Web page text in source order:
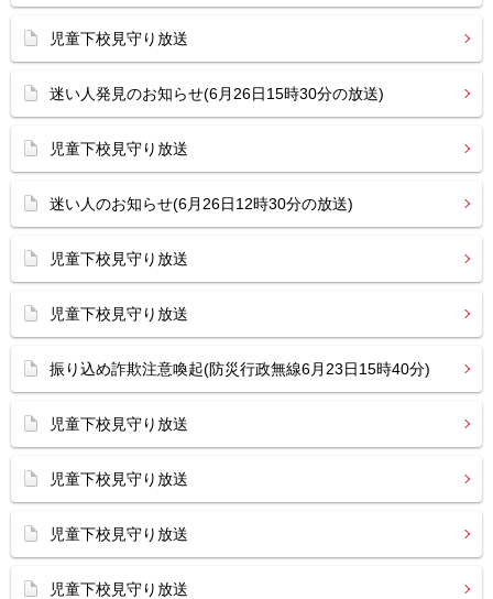
児童下校見守り放送
迷い人発見のお知らせ(6月26日15時30分の放送)
児童下校見守り放送
迷い人のお知らせ(6月26日12時30分の放送)
児童下校見守り放送
児童下校見守り放送
振り込め詐欺注意喚起(防災行政無線6月23日15時40分)
児童下校見守り放送
児童下校見守り放送
児童下校見守り放送
児童下校見守り放送